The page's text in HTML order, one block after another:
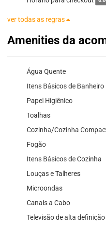
ver todas as regras
Amenities da
Água Quente
Itens Básicos de Banheiro
Papel Higiênico
Toalhas
Cozinha/Cozinha
Fogão
Itens Básicos de Cozinha
Louças e Talheres
Microondas
Canais a Cabo
Televisão de alta